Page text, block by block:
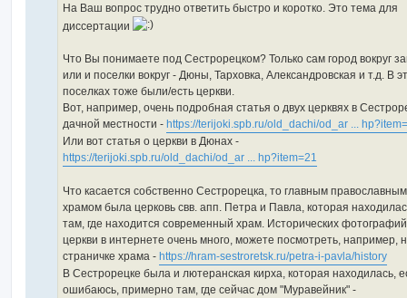
На Ваш вопрос трудно ответить быстро и коротко. Это тема для
диссертации
Что Вы понимаете под Сестрорецком? Только сам город вокруг
или и поселки вокруг - Дюны, Тарховка, Александровская и т.д. В
поселках тоже были/есть церкви.
Вот, например, очень подробная статья о двух церквях в
дачной местности - https://terijoki.spb.ru/old_dachi/od_ar ...
Или вот статья о церкви в Дюнах -
https://terijoki.spb.ru/old_dachi/od_ar ... hp?item=21
Что касается собственно Сестрорецка, то главным православным
храмом была церковь свв. апп. Петра и Павла, которая
там, где находится современный храм. Исторических
церкви в интернете очень много, можете посмотреть, например,
страничке храма - https://hram-sestroretsk.ru/petra-i-pavla/history
В Сестрорецке была и лютеранская кирха, которая находилась,
ошибаюсь, примерно там, где сейчас дом "Муравейник" -